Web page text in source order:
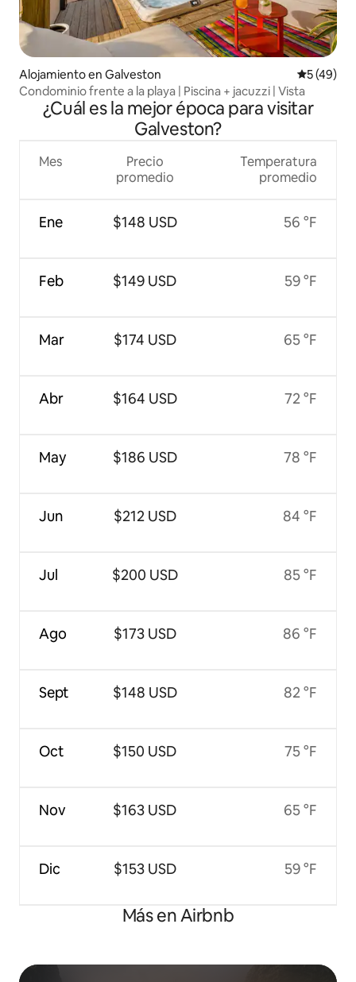
Alojamiento en Galveston
5 (49)
Condominio frente a la playa | Piscina + jacuzzi | Vista
¿Cuál es la mejor época para visitar
Galveston?
Mes
Ene
Feb
Mar
Abr
May
Jun
Jul
Ago
Sept
Oct
Nov
Dic
Precio
promedio
$148 USD
$149 USD
$174 USD
$164 USD
$186 USD
$212 USD
$200 USD
$173 USD
$148 USD
$150 USD
$163 USD
$153 USD
Temperatura
promedio
56 °F
59 °F
65 °F
72 °F
78 °F
84 °F
85 °F
86 °F
82 °F
75 °F
65 °F
59 °F
Más en Airbnb